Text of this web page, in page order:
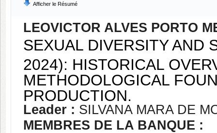
Afficher le Résumé
LEOVICTOR ALVES PORTO
SEXUAL DIVERSITY AND
2024): HISTORICAL
METHODOLOGICAL
PRODUCTION.
Leader : SILVANA MARA DE
MEMBRES DE LA BANQUE :